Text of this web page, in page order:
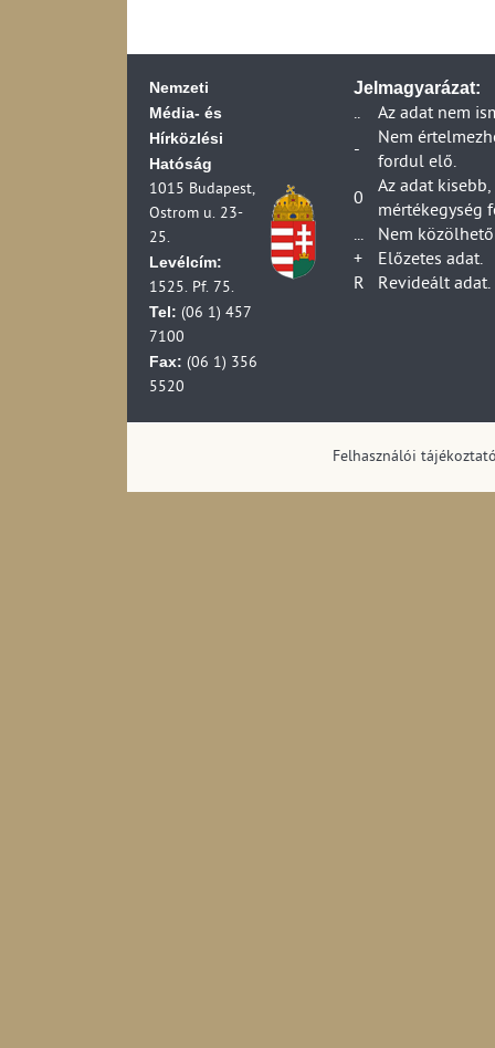
ideje belföldi
Egyetemes
átfutási ideje
Egyetemes
ideje belföldi
Panaszok,
2024)
Panaszok,
2024)
(1990-2006)
A postai
szolgáltató
A postai
HIF ellenőrzési
A postai
szolgáltató
A postai
A száz lakosra
A száz lakosra
2006)
Nemzeti
Média- és
Hírközlési
Hatóság
1015 Budapest,
Ostrom u. 23-
25.
Levélcím:
1525. Pf. 75.
Tel: (06 1) 457
7100
Fax: (06 1) 356
5520
Jelmagyarázat:
..
Az adat nem
-
Nem
fordul elő.
0
Az adat
mértékegység
...
Nem
+
Előzetes adat.
R
Revideált adat.
Felhasználói